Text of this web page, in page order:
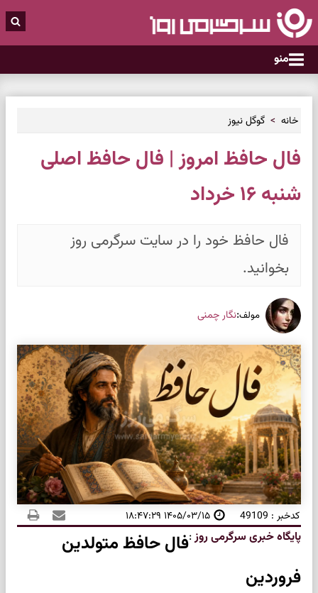
منو
خانه گوگل نیوز
فال حافظ امروز | فال حافظ اصلی
شنبه ۱۶ خرداد
فال حافظ خود را در سایت سرگرمی روز
بخوانید.
مولف:نگار چمنی
کدخبر : 49109 ۱۴۰۵/۰۳/۱۵ ۱۸:۴۷:۲۹
پایگاه خبری سرگرمی روز:فال حافظ متولدین
فروردین